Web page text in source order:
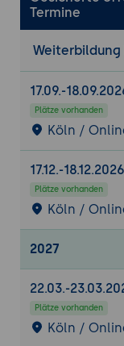
Ports
Erstellung
Anleitung
vSwitch.
auf
und
OpenFlow
Open
zur
Termine
Weiterbildung
17.09.-
Plätze vorhanden
Köln /
17.12.-18.12.2026
Plätze vorhanden
Köln /
2027
22.03.-
Plätze vorhanden
Köln /